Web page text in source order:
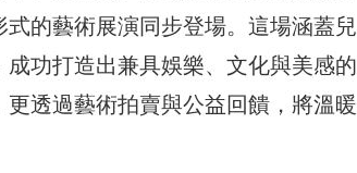
的藝術展演同步登場。這場涵蓋兒
功打造出兼具娛樂、文化與美感的
透過藝術拍賣與公益回饋，將溫暖